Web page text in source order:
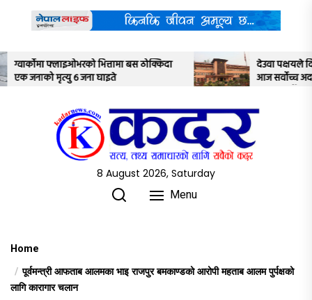
content
देउवा पक्षयले दिएकोे पुनरावलोकन निवेदनमाथि
आज सर्वोच्च अदालतका तीन न्यायाधीशले
8 August 2026, Saturday
Menu
Home
पूर्वमन्त्री आफताब आलमका भाइ राजपुर बमकाण्डको आरोपी महताब आलम पुर्पक्षको
लागि कारागार चलान